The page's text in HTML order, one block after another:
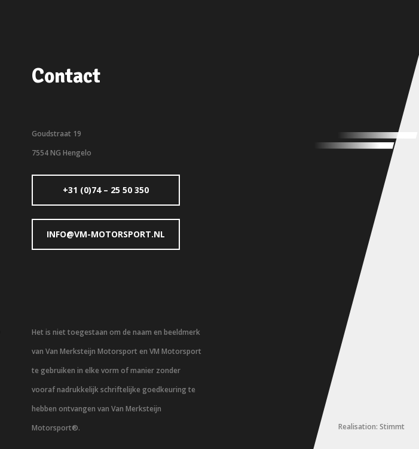
Contact
Goudstraat 19
7554 NG Hengelo
+31 (0)74 – 25 50 350
INFO@VM-MOTORSPORT.NL
Het is niet toegestaan om de naam en beeldmerk
van Van Merksteijn Motorsport en VM Motorsport
te gebruiken in elke vorm of manier zonder
vooraf nadrukkelijk schriftelijke goedkeuring te
hebben ontvangen van Van Merksteijn
Motorsport®.
Realisation: Stimmt